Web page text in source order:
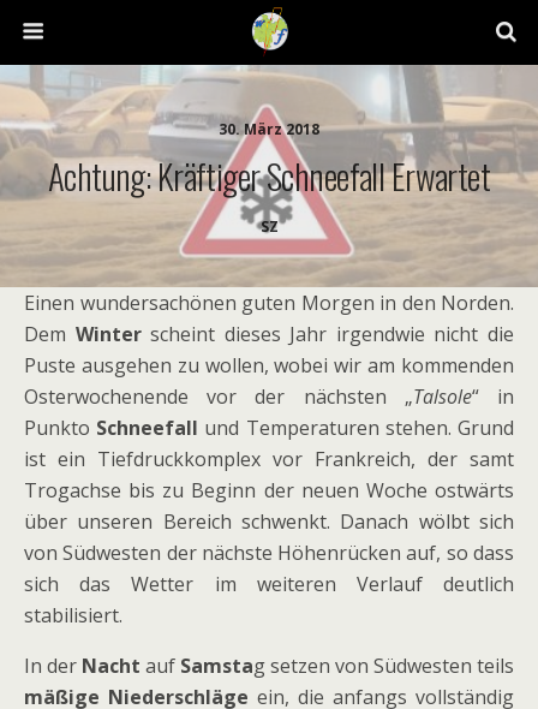
30. März 2018
Achtung: Kräftiger Schneefall Erwartet
SZ
Einen wundersachönen guten Morgen in den Norden.
Dem Winterscheint dieses Jahr irgendwie nicht die
Puste ausgehen zu wollen, wobei wir am kommenden
Osterwochenende vor der nächsten „Talsole“ in
Punkto Schneefall und Temperaturen stehen. Grund
ist ein Tiefdruckkomplex vor Frankreich, der samt
Trogachse bis zu Beginn der neuen Woche ostwärts
über unseren Bereich schwenkt. Danach wölbt sich
von Südwesten der nächste Höhenrücken auf, so dass
sich das Wetter im weiteren Verlauf deutlich
stabilisiert.
In der Nacht auf Samstag setzen von Südwesten teils
mäßige Niederschläge ein, die anfangs vollständig